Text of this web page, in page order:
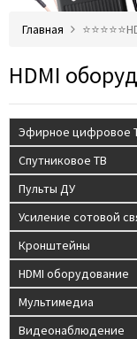
Главная
HDMI
Эфирное цифровое
Спутниковое ТВ
Пульты ДУ
Усиление сотовой
Кронштейны
HDMI оборудование
Мультимедиа
Видеонаблюдение